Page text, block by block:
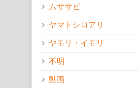
ムササビ
ヤマトシロアリ
ヤモリ・イモリ
不明
動画